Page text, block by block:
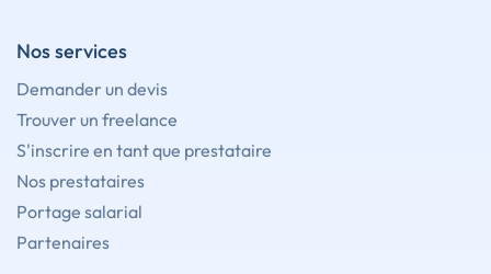
Nos services
Demander un devis
Trouver un freelance
S'inscrire en tant que prestataire
Nos prestataires
Portage salarial
Partenaires